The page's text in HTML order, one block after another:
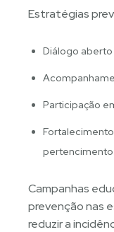
Estratégias
Diálogo
Participação
pertencimento.
Campanhas
prevenção nas
reduzir a